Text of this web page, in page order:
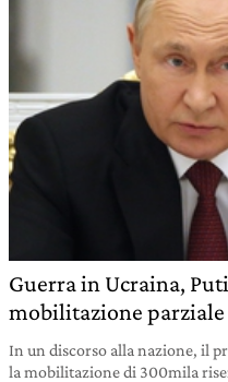
Guerra in Ucraina,
mobilitazione
In un discorso alla nazione, il
la mobilitazione di 300mila